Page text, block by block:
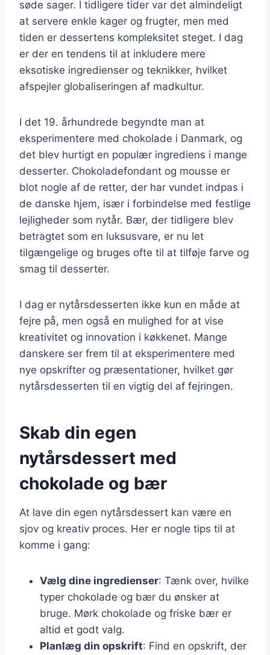
søde sager. I tidligere tider var det almindeligt
at servere enkle kager og frugter, men med
tiden er dessertens kompleksitet steget. I dag
er der en tendens til at inkludere mere
eksotiske ingredienser og teknikker, hvilket
afspejler globaliseringen af madkultur.
I det 19. århundrede begyndte man at
eksperimentere med chokolade i Danmark, og
det blev hurtigt en populær ingrediens i mange
desserter. Chokoladefondant og mousse er
blot nogle af de retter, der har vundet indpas i
de danske hjem, især i forbindelse med festlige
lejligheder som nytår. Bær, der tidligere blev
betragtet som en luksusvare, er nu let
tilgængelige og bruges ofte til at tilføje farve og
smag til desserter.
I dag er nytårsdesserten ikke kun en måde at
fejre på, men også en mulighed for at vise
kreativitet og innovation i køkkenet. Mange
danskere ser frem til at eksperimentere med
nye opskrifter og præsentationer, hvilket gør
nytårsdesserten til en vigtig del af fejringen.
Skab din egen
nytårsdessert med
chokolade og bær
At lave din egen nytårsdessert kan være en
sjov og kreativ proces. Her er nogle tips til at
komme i gang:
Vælg dine ingredienser: Tænk over, hvilke
typer chokolade og bær du ønsker at
bruge. Mørk chokolade og friske bær er
altid et godt valg.
Planlæg din opskrift: Find en opskrift, der